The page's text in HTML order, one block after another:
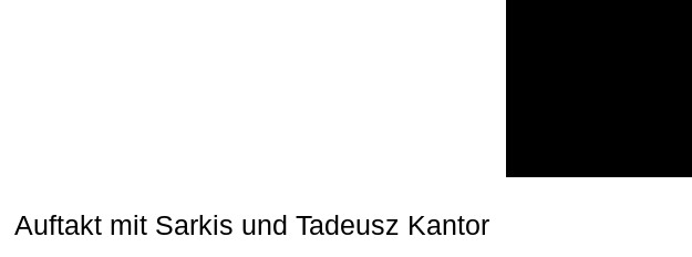
Auftakt mit Sarkis und Tadeusz Kantor